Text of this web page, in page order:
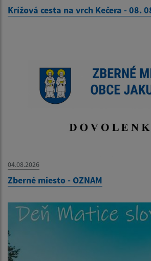
Krížová cesta na vrch Kečera - 08.
04.08.2026
Zberné miesto - OZNAM